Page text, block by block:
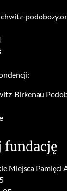
Birkenau
fundację
Miejsca Pamięci